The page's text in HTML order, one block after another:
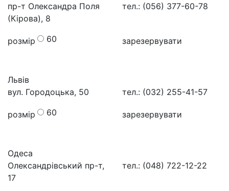
пр-т Олександра Поля
(Кірова), 8
тел.: (056) 377-60-78
розмір 60 зарезервувати
Львів
вул. Городоцька, 50
тел.: (032) 255-41-57
розмір 60 зарезервувати
Одеса
Олександрівський пр-т,
17
тел.: (048) 722-12-22